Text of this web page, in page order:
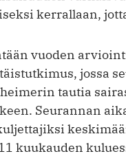
kerrallaan,
vuoden
jossa
tautia
Seurannan
kuukauden